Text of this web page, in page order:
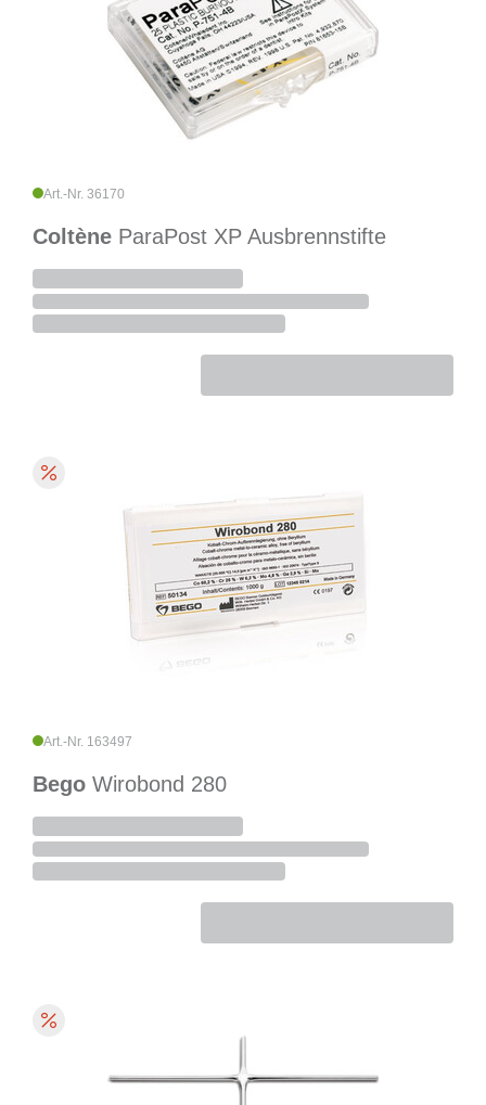
Art.-Nr. 36170
Coltène ParaPost XP Ausbrennstifte
Art.-Nr. 163497
Bego Wirobond 280